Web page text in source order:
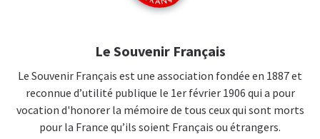
Le Souvenir Français
Le Souvenir Français est une association fondée en 1887 et
reconnue d’utilité publique le 1er février 1906 qui a pour
vocation d'honorer la mémoire de tous ceux qui sont morts
pour la France qu’ils soient Français ou étrangers.